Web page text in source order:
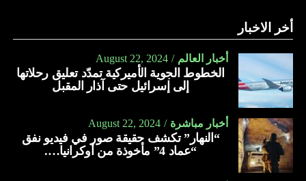
أخر الاخبار
أخبار العالم August 22, 2024
الخطوط الجوية الأميركية تمدّد تعليق رحلاتها
إلى إسرائيل حتى آذار المقبل
أخبار مباشرة August 22, 2024
“النهار” تكشف حقيقة صور في فيديو نفق
“عماد 4” مأخوذة من أوكرانيا….